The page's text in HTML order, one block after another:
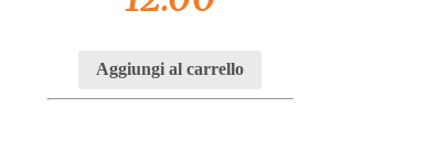
Aggiungi al carrello